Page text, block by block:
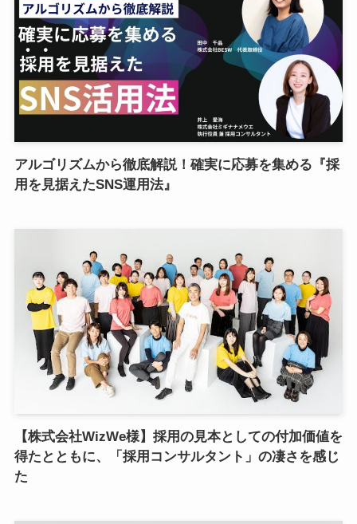
アルゴリズムから徹底解説！確実に応募を集める『採
用を見据えたSNS運用法』
【株式会社WizWe様】採用の見本としての付加価値を
得たとともに、「採用コンサルタント」の凄さを感じ
た